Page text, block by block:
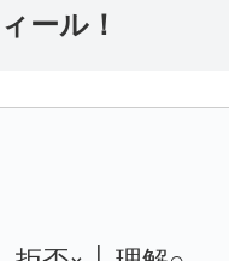
ール！